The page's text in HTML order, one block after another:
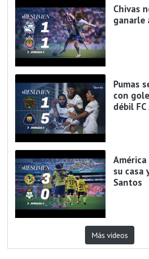
Chivas
ganarle
Pumas
con
débil FC
su casa
Santos
Más videos